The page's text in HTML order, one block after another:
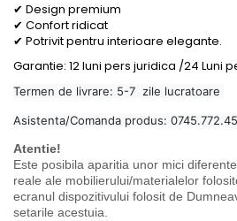
✔ Design premium
✔ Confort ridicat
✔ Potrivit pentru interioare elegante.
Garantie: 12 luni pers juridica /24 Luni
Termen de livrare: 5-7 zile lucratoare
Asistenta/Comanda produs:
Atentie!
Este posibila aparitia unor mici
reale ale mobilierului/materialelor
ecranul dispozitivului folosit de
setarile acestuia.